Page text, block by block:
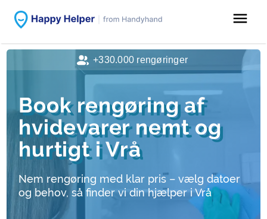
menu
Book rengøring af
hvidevarer nemt og
hurtigt i Vrå
Nem rengøring med klar pris – vælg datoer
og behov, så finder vi din hjælper i Vrå
+330.000 rengøringer